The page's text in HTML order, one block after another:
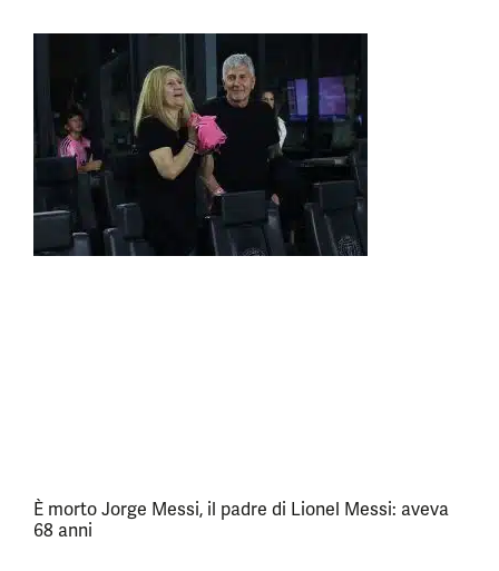
È morto Jorge Messi, il padre di Lionel Messi: aveva
68 anni